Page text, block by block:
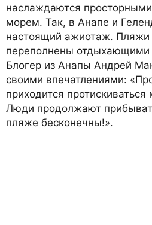
наслаждаются
морем. Так, в Анапе и
настоящий ажиотаж.
переполнены отдыхающими
Блогер из Анапы Андрей
своими впечатлениями:
приходится
Люди продолжают
пляже бесконечны!».